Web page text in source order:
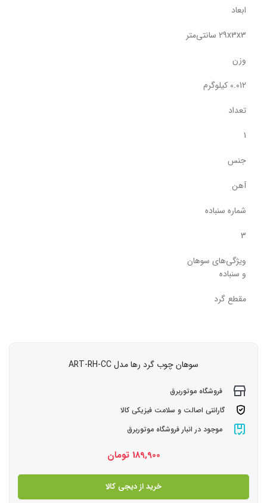
ابعاد
29x3x3 سانتی‌متر
وزن
0.012 کیلوگرم
تعداد
1
جنس
آهن
شماره سنباده
3
ویژگی‌های سوهان
و سنباده
مقطع گرد
سوهان چوب گرد رها مدل ART-RH-CC
فروشگاه موتوربرق
گارانتی اصالت و سلامت فیزیکی کالا
موجود در انبار فروشگاه موتوربرق
189,900 تومان
خرید از دیجی کالا